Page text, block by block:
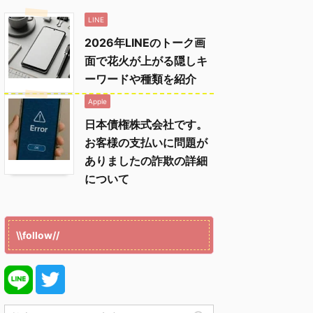
LINE
2026年LINEのトーク画
面で花火が上がる隠しキ
ーワードや種類を紹介
Apple
日本債権株式会社です。
お客様の支払いに問題が
ありましたの詐欺の詳細
について
\\follow//